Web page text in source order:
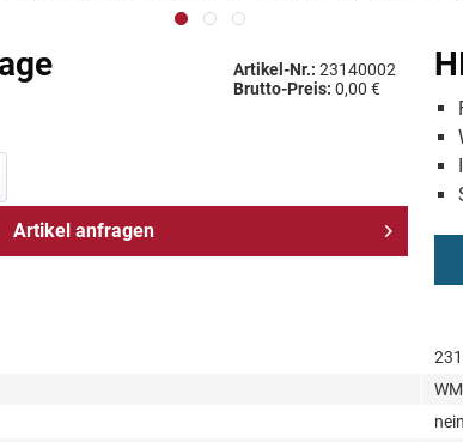
Artikel-Nr.: 23140002
Brutto-Preis: 0,00 €
Artikel anfragen
WM
nein